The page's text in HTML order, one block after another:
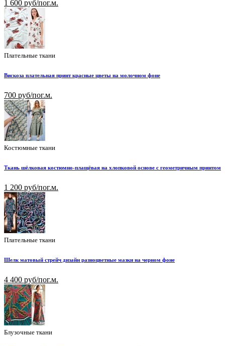
1 600 руб/пог.м.
Плательные ткани
Вискоза плательная принт красные цветы на молочном фоне
700 руб/пог.м.
Костюмные ткани
Ткань шёлковая костюмно-плащёвая на хлопковой основе с геометричным принтом
1 200 руб/пог.м.
Плательные ткани
Шелк матовый стрейч дизайн разноцветные мазки на черном фоне
4 400 руб/пог.м.
Блузочные ткани